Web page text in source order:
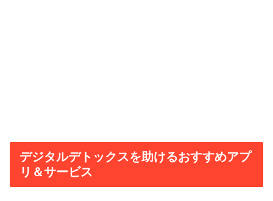
デジタルデトックスを助けるおすすめアプ
リ＆サービス